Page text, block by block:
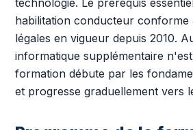
technologie. Le prérequis
habilitation conducteur conforme
légales en vigueur depuis 2010.
informatique supplémentaire
formation débute par les
et progresse graduellement vers